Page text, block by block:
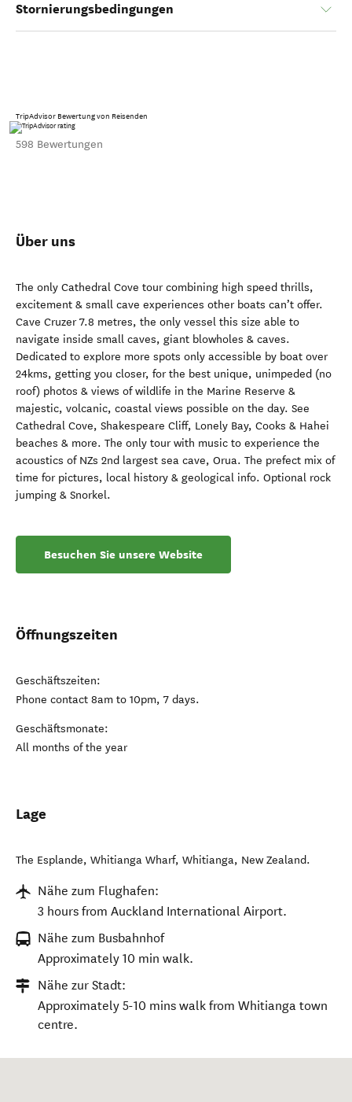
Stornierungsbedingungen
TripAdvisor Bewertung von Reisenden
598 Bewertungen
Über uns
The only Cathedral Cove tour combining high speed thrills,
excitement & small cave experiences other boats can’t offer.
Cave Cruzer 7.8 metres, the only vessel this size able to
navigate inside small caves, giant blowholes & caves.
Dedicated to explore more spots only accessible by boat over
24kms, getting you closer, for the best unique, unimpeded (no
roof) photos & views of wildlife in the Marine Reserve &
majestic, volcanic, coastal views possible on the day. See
Cathedral Cove, Shakespeare Cliff, Lonely Bay, Cooks & Hahei
beaches & more. The only tour with music to experience the
acoustics of NZs 2nd largest sea cave, Orua. The prefect mix of
time for pictures, local history & geological info. Optional rock
jumping & Snorkel.
Besuchen Sie unsere Website
Öffnungszeiten
Geschäftszeiten:
Phone contact 8am to 10pm, 7 days.
Geschäftsmonate:
All months of the year
Lage
The Esplande, Whitianga Wharf, Whitianga, New Zealand.
Nähe zum Flughafen:
3 hours from Auckland International Airport.
Nähe zum Busbahnhof
Approximately 10 min walk.
Nähe zur Stadt:
Approximately 5-10 mins walk from Whitianga town
centre.